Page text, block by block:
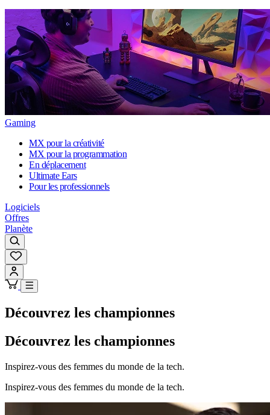
Gaming
MX pour la créativité
MX pour la programmation
En déplacement
Ultimate Ears
Pour les professionnels
Logiciels
Offres
Planète
Découvrez les championnes
Découvrez les championnes
Inspirez-vous des femmes du monde de la tech.
Inspirez-vous des femmes du monde de la tech.